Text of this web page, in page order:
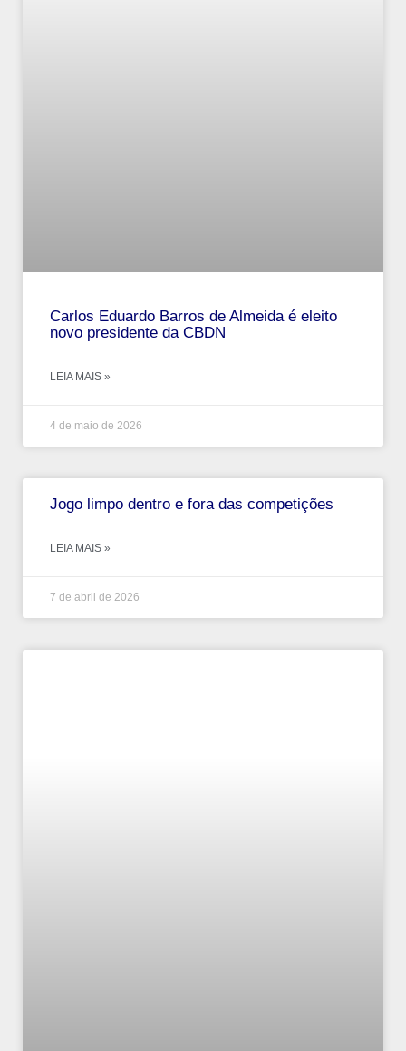
Carlos Eduardo Barros de Almeida é eleito
novo presidente da CBDN
LEIA MAIS »
4 de maio de 2026
Jogo limpo dentro e fora das competições
LEIA MAIS »
7 de abril de 2026